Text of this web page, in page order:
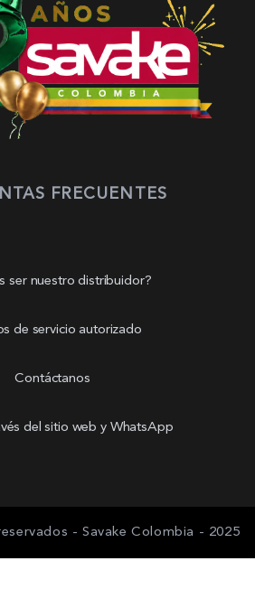
FRECUENTES
ser nuestro distribuidor?
de servicio autorizado
Contáctanos
del sitio web y WhatsApp
- Savake Colombia - 2025